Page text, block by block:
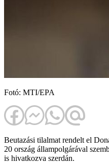
Fotó: MTI/EPA
Beutazási tilalmat rendelt el
20 ország állampolgárával
is hivatkozva szerdán.